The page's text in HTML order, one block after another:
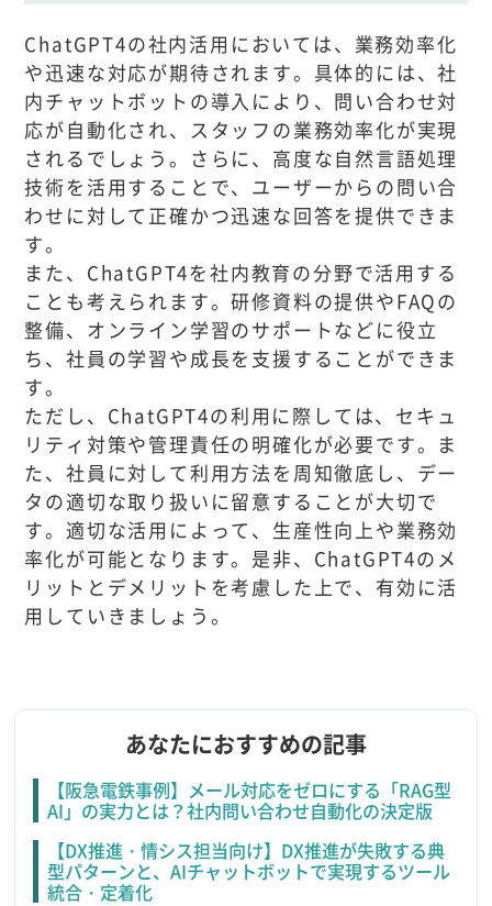
ChatGPT4の社内活用においては、業務効率化
や迅速な対応が期待されます。具体的には、社
内チャットボットの導入により、問い合わせ対
応が自動化され、スタッフの業務効率化が実現
されるでしょう。さらに、高度な自然言語処理
技術を活用することで、ユーザーからの問い合
わせに対して正確かつ迅速な回答を提供できま
す。
また、ChatGPT4を社内教育の分野で活用する
ことも考えられます。研修資料の提供やFAQの
整備、オンライン学習のサポートなどに役立
ち、社員の学習や成長を支援することができま
す。
ただし、ChatGPT4の利用に際しては、セキュ
リティ対策や管理責任の明確化が必要です。ま
た、社員に対して利用方法を周知徹底し、デー
タの適切な取り扱いに留意することが大切で
す。適切な活用によって、生産性向上や業務効
率化が可能となります。是非、ChatGPT4のメ
リットとデメリットを考慮した上で、有効に活
用していきましょう。
あなたにおすすめの記事
【阪急電鉄事例】メール対応をゼロにする「RAG型
AI」の実力とは？社内問い合わせ自動化の決定版
【DX推進・情シス担当向け】DX推進が失敗する典
型パターンと、AIチャットボットで実現するツール
統合・定着化